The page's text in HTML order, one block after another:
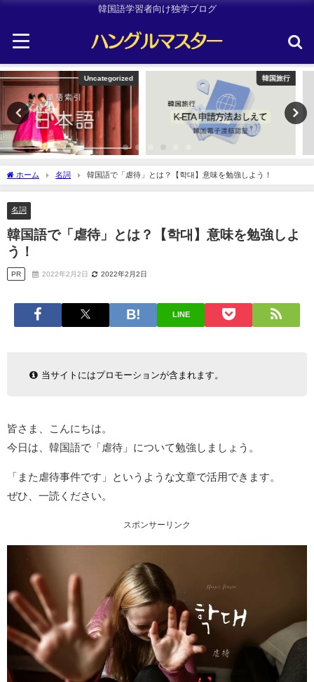
韓国語学習者向け独学ブログ
韓国旅行 TOPIK
ホーム 名詞 韓国語で「虐待」とは？【학대】意味を勉強しよう！
名詞
韓国語で「虐待」とは？【학대】意味を勉強しよ
う！
PR 2022年2月2日 2022年2月2日
LINE
当サイトにはプロモーションが含まれます。
皆さま、こんにちは。
今日は、韓国語で「虐待」について勉強しましょう。
「また虐待事件です」というような文章で活用できます。
ぜひ、一読ください。
スポンサーリンク